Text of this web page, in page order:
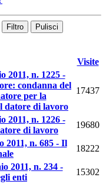
Filtro Pulisci
Visite
2011, n. 1225 -
condanna del
per la
datore di lavoro
17437
2011, n. 1226 -
di lavoro
19680
2011, n. 685 - Il
18222
2011, n. 234 -
enti
15302